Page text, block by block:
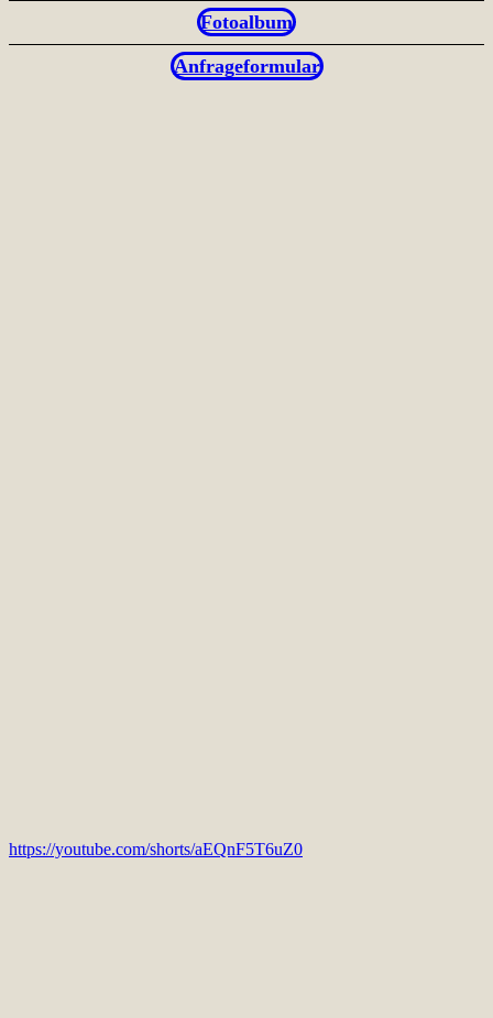
Fotoalbum
Anfrageformular
https://youtube.com/shorts/aEQnF5T6uZ0